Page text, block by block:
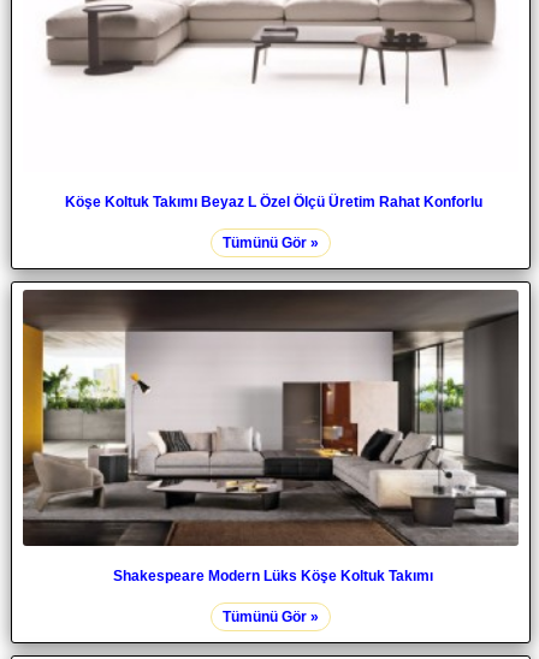
Köşe Koltuk Takımı Beyaz L Özel Ölçü Üretim Rahat Konforlu
Tümünü Gör »
Shakespeare Modern Lüks Köşe Koltuk Takımı
Tümünü Gör »